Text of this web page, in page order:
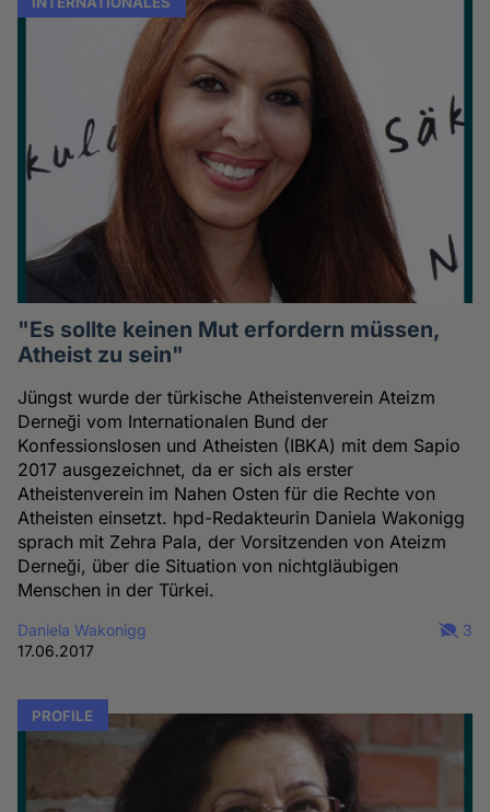
"Es sollte keinen Mut erfordern müssen,
Atheist zu sein"
Jüngst wurde der türkische Atheistenverein Ateizm
Derneği vom Internationalen Bund der
Konfessionslosen und Atheisten (IBKA) mit dem Sapio
2017 ausgezeichnet, da er sich als erster
Atheistenverein im Nahen Osten für die Rechte von
Atheisten einsetzt. hpd-Redakteurin Daniela Wakonigg
sprach mit Zehra Pala, der Vorsitzenden von Ateizm
Derneği, über die Situation von nichtgläubigen
Menschen in der Türkei.
Daniela Wakonigg
17.06.2017
3
PROFILE